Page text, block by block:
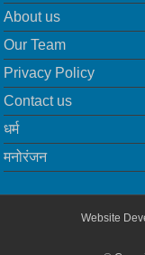
About us
Our Team
Privacy Policy
Contact us
धर्म
मनोरंजन
Website